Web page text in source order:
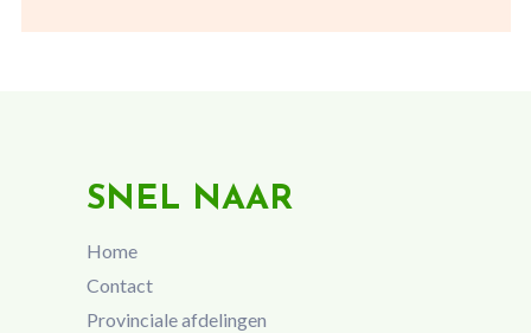
SNEL NAAR
Home
Contact
Provinciale afdelingen